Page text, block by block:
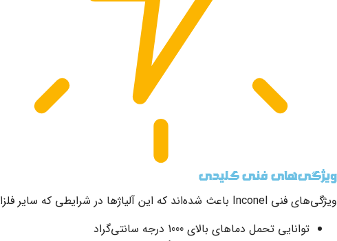
ویژگی‌های فنی کلیدی
ویژگی‌های فنی Inconel باعث شده‌اند که این آلیاژها در شرایطی که سایر فلزات عملکرد ضعیفی دارند، بسیار مؤثر باشند:
توانایی تحمل دماهای بالای 1000 درجه سانتی‌گراد